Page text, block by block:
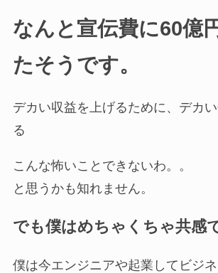
なんと宣伝費に60億
たそうです。
デカい収益を上げるために、デカ
る
こんな怖いことできないわ。。
と思うかも知れません。
でも僕はめちゃくちゃ共感
僕は今エンジニアや起業してビジ